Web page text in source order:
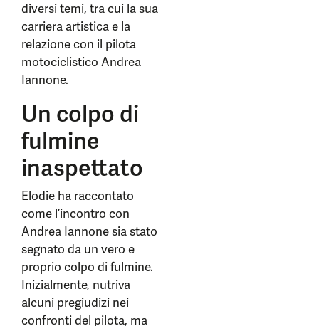
diversi temi, tra cui la sua
carriera artistica e la
relazione con il pilota
motociclistico Andrea
Iannone.
Un colpo di
fulmine
inaspettato
Elodie ha raccontato
come l’incontro con
Andrea Iannone sia stato
segnato da un vero e
proprio colpo di fulmine.
Inizialmente, nutriva
alcuni pregiudizi nei
confronti del pilota, ma